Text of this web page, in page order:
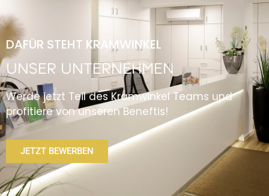
DAFÜR STEHT KRAMWINKEL
UNSER UNTERNEHMEN
Werde jetzt Teil des Kramwinkel Teams und
profitiere von unseren Beneftis!
JETZT BEWERBEN